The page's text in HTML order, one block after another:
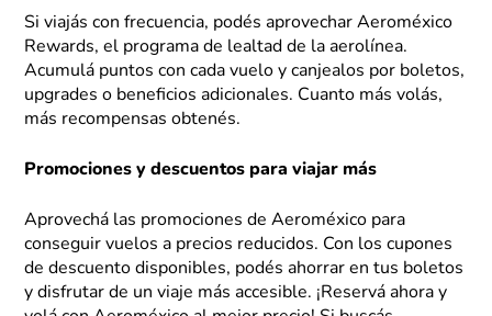
Si viajás con frecuencia, podés aprovechar Aeroméxico
Rewards, el programa de lealtad de la aerolínea.
Acumulá puntos con cada vuelo y canjealos por boletos,
upgrades o beneficios adicionales. Cuanto más volás,
más recompensas obtenés.
Promociones y descuentos para viajar más
Aprovechá las promociones de Aeroméxico para
conseguir vuelos a precios reducidos. Con los cupones
de descuento disponibles, podés ahorrar en tus boletos
y disfrutar de un viaje más accesible. ¡Reservá ahora y